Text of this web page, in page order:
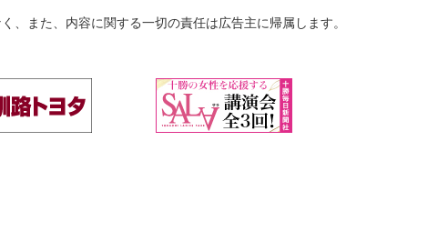
また、内容に関する一切の責任は広告主に帰属します。